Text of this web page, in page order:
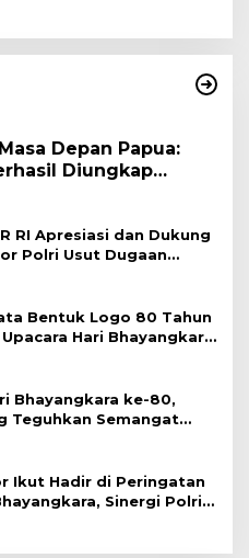
Depan Papua:
Diungkap
RI Apresiasi dan Dukung
Polri Usut Dugaan
Bentuk Logo 80 Tahun
Hari Bhayangkara
Bhayangkara ke-80,
Teguhkan Semangat
Pererat Kebersamaan
Ikut Hadir di Peringatan
Sinergi Polri
Jadi Kunci Menjaga